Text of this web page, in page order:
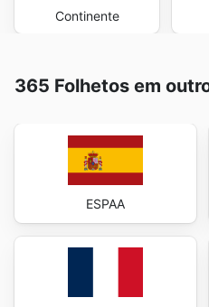
Continente
365 Folhetos em
ESPAA